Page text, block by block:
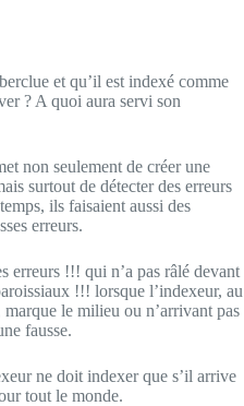
et qu’il est indexé comme
? A quoi aura servi son
non seulement de créer une
surtout de détecter des erreurs
ils faisaient aussi des
erreurs.
erreurs !!! qui n’a pas râlé devant
!!! lorsque l’indexeur, au
le milieu ou n’arrivant pas
fausse.
ne doit indexer que s’il arrive
tout le monde.